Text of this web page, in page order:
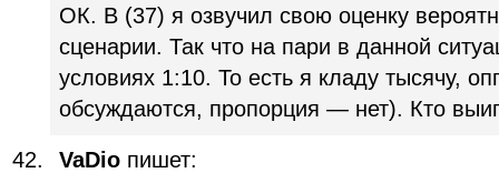
ОК. В (37) я озвучил свою оценку
сценарии. Так что на пари в данной
условиях 1:10. То есть я кладу тысячу,
обсуждаются, пропорция — нет). Кто
VaDio пишет: